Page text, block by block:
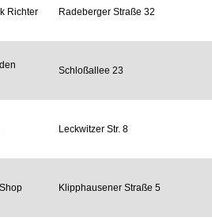
Richter Radeberger Straße 32
Schloßallee 23
Leckwitzer Str. 8
Klipphausener Straße 5